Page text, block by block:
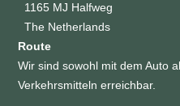
1165 MJ Halfweg
The Netherlands
Route
Wir sind sowohl mit dem Auto
Verkehrsmitteln erreichbar.